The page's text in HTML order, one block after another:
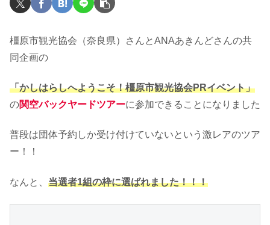
橿原市観光協会（奈良県）さんとANAあきんどさんの共
同企画の
「かしはらしへようこそ！橿原市観光協会PRイベント」
の関空バックヤードツアーに参加できることになりました
普段は団体予約しか受け付けていないという激レアのツア
ー！！
なんと、 当選者1組の枠に選ばれました！！！